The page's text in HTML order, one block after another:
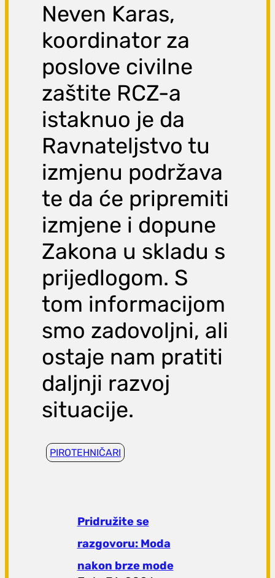
Neven Karas,
koordinator za
poslove civilne
zaštite RCZ-a
istaknuo je da
Ravnateljstvo tu
izmjenu podržava
te da će pripremiti
izmjene i dopune
Zakona u skladu s
prijedlogom. S
tom informacijom
smo zadovoljni, ali
ostaje nam pratiti
daljnji razvoj
situacije.
PIROTEHNIČARI
Pridružite se
razgovoru: Moda
nakon brze mode